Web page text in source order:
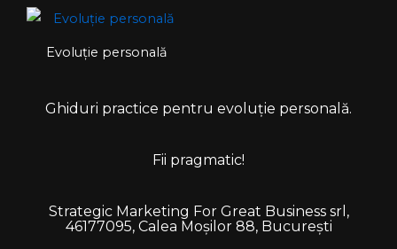
Evoluție personală
Ghiduri practice pentru evoluție personală.
Fii pragmatic!
Strategic Marketing For Great Business srl,
46177095, Calea Moșilor 88, București